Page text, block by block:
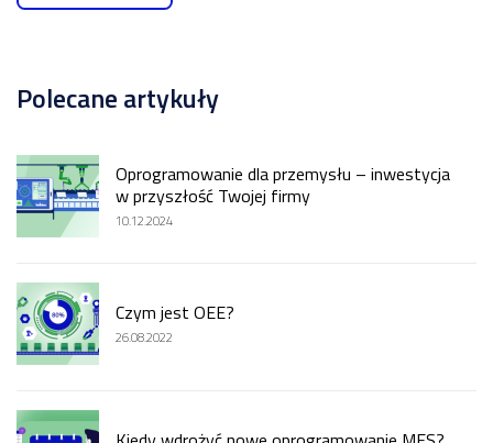
Polecane artykuły
Oprogramowanie dla przemysłu – inwestycja
w przyszłość Twojej firmy
10.12.2024
Czym jest OEE?
26.08.2022